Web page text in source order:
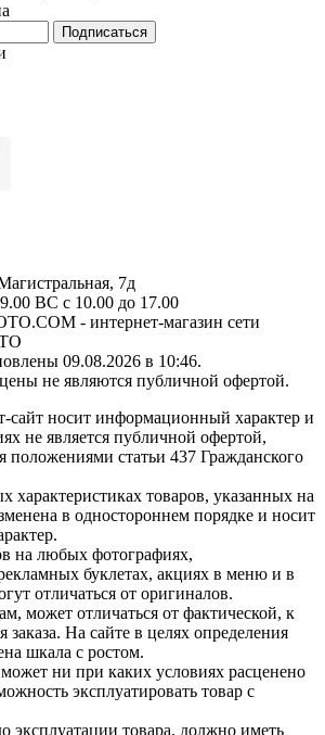
7д
ВС с 10.00 до 17.00
- интернет-магазин сети
09.08.2026 в 10:46.
не являются публичной офертой.
сайт носит информационный характер и
не является публичной офертой,
положениями статьи 437 Гражданского
товаров, указанных на
в одностороннем порядке и носит
на любых фотографиях,
буклетах, акциях в меню и в
отличаться от оригиналов.
может отличаться от фактической, к
На сайте в целях определения
шкала с ростом.
ни при каких условиях расценено
эксплуатировать товар с
эксплуатации товара, должно иметь